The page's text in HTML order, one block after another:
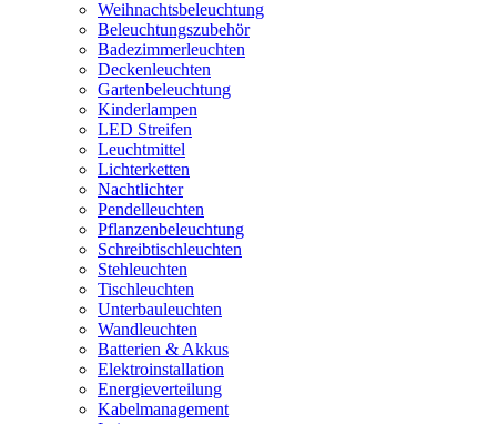
Weihnachtsbeleuchtung
Beleuchtungszubehör
Badezimmerleuchten
Deckenleuchten
Gartenbeleuchtung
Kinderlampen
LED Streifen
Leuchtmittel
Lichterketten
Nachtlichter
Pendelleuchten
Pflanzenbeleuchtung
Schreibtischleuchten
Stehleuchten
Tischleuchten
Unterbauleuchten
Wandleuchten
Batterien & Akkus
Elektroinstallation
Energieverteilung
Kabelmanagement